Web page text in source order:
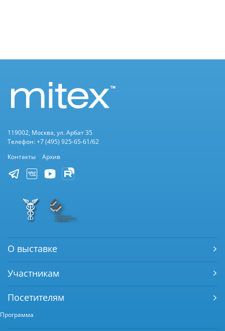
119002, Москва, ул. Арбат 35
Телефон: +7 (495) 925-65-61/62
Контакты
Архив
О выставке
Участникам
Посетителям
Программа